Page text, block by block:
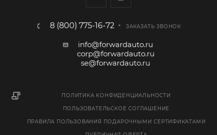
8 (800) 775-16-72 ЗАКАЗАТЬ ЗВОНОК
info@forwardauto.ru
corp@forwardauto.ru
se@forwardauto.ru
ПОЛИТИКА КОНФИДЕНЦИАЛЬНОСТИ
ПОЛЬЗОВАТЕЛЬСКОЕ СОГЛАШЕНИЕ
ПРАВИЛА ПОЛЬЗОВАНИЯ ПОДАРОЧНЫМИ СЕРТИФИКАТАМИ